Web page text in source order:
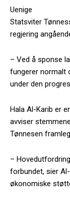
Uenige
Statsviter
regjering
– Ved å sponse
fungerer normalt
under den
Hala Al-Karib er
avviser
Tønnesen
–
forbundet, sier
økonomiske